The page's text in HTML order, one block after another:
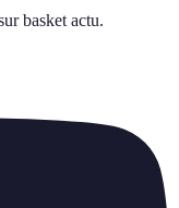
basket actu.